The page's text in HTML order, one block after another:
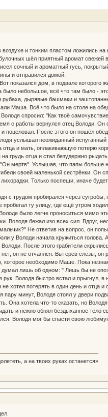
и тонким пластом ложились
шёл приятный аромат
сочный и ароматный гусь,
и отправился домой.
показался дом, в подвале которого
небольшое, всё что там было -
дырявые башмаки и
Маша. Всё что было на столе на
спросил: "Как твоё
с работы вернулся отец Володи.
После этого он пошёл
услышал неожиданный
и мать, оплакивающую потерю
грудь отца и стал безудержно
мертв". Услышав, что папы больше
своей маленькой сестрёнки. Он
Только поспеши, иначе
с трудом пробирался через
ту улицу, где ещё утром
было легче проноситься мимо
Володя бежал изо всех сил. Вдруг,
Не ответив на вопрос, он
у Володи начала кружиться
После этого грабители
он не отчаялся. Вытерев слёзы,
которое необходимо Маше. Пока
думал лишь об одном: " Лишь бы не
Володя быстро встал и прыгнул,
хотел потерять в один день и отца
минут, Володя стоял у двери
Она хотела что-то сказать, но
и нежно обнял бездыханное тело
Володя мог бы спасти свою
а на твоих руках останется»